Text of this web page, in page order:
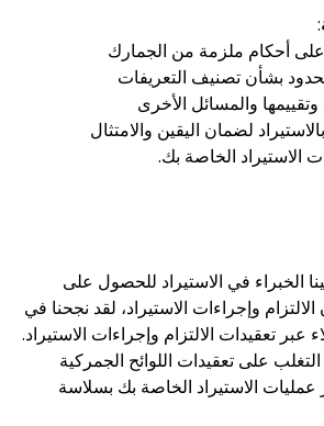
:
أحكام ملزمة من الجمارك
بشأن تصنيف التعريفات
والمسائل الأخرى
لضمان اليقين والامتثال
الاستيراد الخاصة بك.
الخبراء في الاستيراد للحصول على
وإجراءات الاستيراد، لقد نجحنا في
عبر تعقيدات الالتزام وإجراءات الاستيراد.
على تعقيدات اللوائح الجمركية
الاستيراد الخاصة بك بسلاسة